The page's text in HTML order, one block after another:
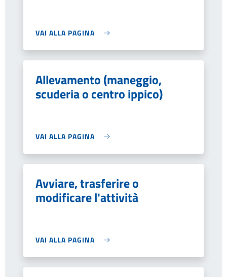
VAI ALLA PAGINA
Allevamento (maneggio,
scuderia o centro ippico)
VAI ALLA PAGINA
Avviare, trasferire o
modificare l'attività
VAI ALLA PAGINA